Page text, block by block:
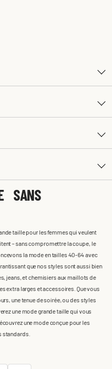
SANS
taille pour les femmes qui veulent
– sans compromettre la coupe, le
la mode en tailles 40-64 avec
que nos styles sont aussi bien
jeans, et chemisiers aux maillots de
extra larges et accessoires. Que vous
une tenue de soirée, ou des styles
une mode grande taille qui vous
une mode conçue pour les
standards.